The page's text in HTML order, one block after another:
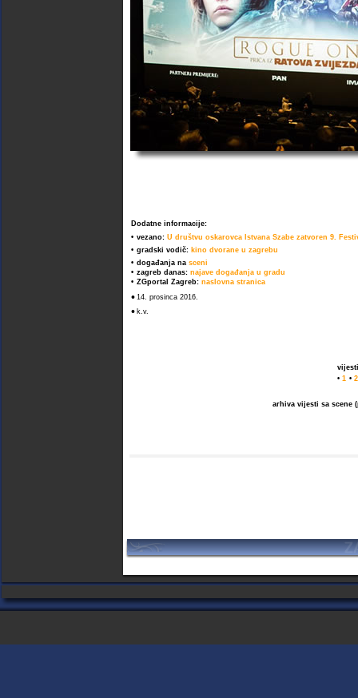
Dodatne informacije:
• vezano: U društvu oskarovca Istvana Szabe zatvoren 9.
• gradski vodič: kino dvorane u zagrebu
• događanja na sceni
• zagreb danas: najave događanja u gradu
• ZGportal Zagreb: naslovna stranica
• 14. prosinca 2016.
• k.v.
• 1 • 2
arhiva vijesti sa scene